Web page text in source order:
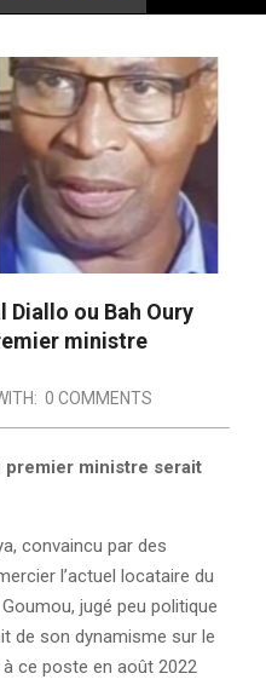
Diallo ou Bah Oury
ministre
0 COMMENTS
premier ministre serait
convaincu par des
l’actuel locataire du
jugé peu politique
de son dynamisme sur le
ce poste en août 2022